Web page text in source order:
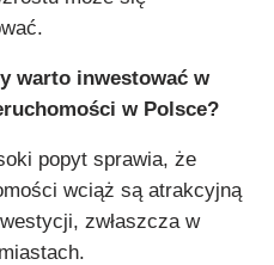
warto inwestować w
w Polsce?
popyt sprawia, że
wciąż są atrakcyjną
zwłaszcza w